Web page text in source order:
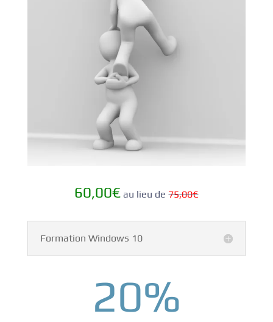
60,00€ au lieu de75,00€
Formation Windows 10
20%